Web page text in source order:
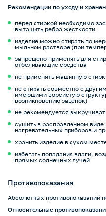
Рекомендации по уходу и
перед стиркой необходимо
вытащить ребра жесткости
изделие можно стирать по
мыльном растворе (при
запрещено применять для
отбеливающие средства
не применять машинную
не стирать совместно с
имеющими ворсистую
возникновению зацепок)
не рекомендуется
сушить в расправленном виде
нагревательных приборов и
хранить изделие в сухом
избегать попадания влаги,
прямых солнечных лучей
Противопоказания
Абсолютных противопоказаний
Относительные